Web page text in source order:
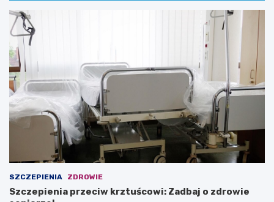
SZCZEPIENIA ZDROWIE
Szczepienia przeciw krztuścowi: Zadbaj o zdrowie